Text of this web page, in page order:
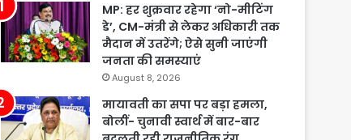
MP: हर शुक्रवार रहेगा ‘नो-मीटिंग
डे’, CM-मंत्री से लेकर अधिकारी तक
मैदान में उतरेंगे; ऐसे सुनी जाएंगी
जनता की समस्याएं
August 8, 2026
मायावती का सपा पर बड़ा हमला,
बोलीं- चुनावी स्वार्थ में बार-बार